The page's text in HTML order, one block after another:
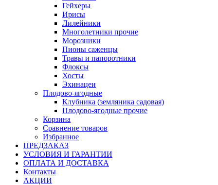
Гейхеры
Ирисы
Лилейники
Многолетники прочие
Морозники
Пионы саженцы
Травы и папоротники
Флоксы
Хосты
Эхинацеи
Плодово-ягодные
Клубника (земляника садовая)
Плодово-ягодные прочие
Корзина
Сравнение товаров
Избранное
ПРЕДЗАКАЗ
УСЛОВИЯ И ГАРАНТИИ
ОПЛАТА И ДОСТАВКА
Контакты
АКЦИИ